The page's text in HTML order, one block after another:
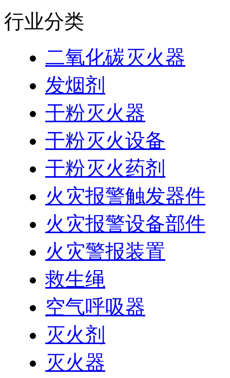
行业分类
二氧化碳灭火器
发烟剂
干粉灭火器
干粉灭火设备
干粉灭火药剂
火灾报警触发器件
火灾报警设备部件
火灾警报装置
救生绳
空气呼吸器
灭火剂
灭火器